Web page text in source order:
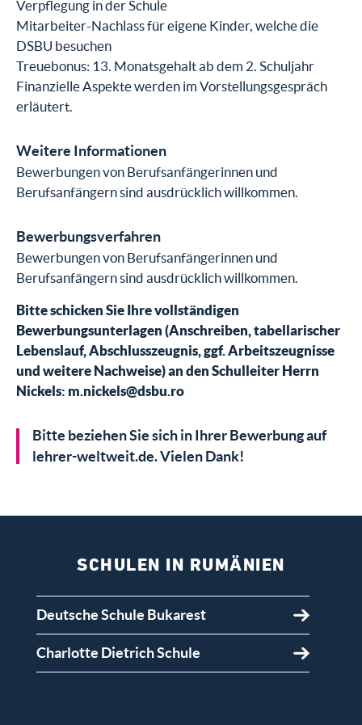
Verpflegung in der Schule
Mitarbeiter-Nachlass für eigene Kinder, welche die
DSBU besuchen
Treuebonus: 13. Monatsgehalt ab dem 2. Schuljahr
Finanzielle Aspekte werden im Vorstellungsgespräch
erläutert.
Weitere Informationen
Bewerbungen von Berufsanfängerinnen und
Berufsanfängern sind ausdrücklich willkommen.
Bewerbungsverfahren
Bewerbungen von Berufsanfängerinnen und
Berufsanfängern sind ausdrücklich willkommen.
Bitte schicken Sie Ihre vollständigen
Bewerbungsunterlagen (Anschreiben, tabellarischer
Lebenslauf, Abschlusszeugnis, ggf. Arbeitszeugnisse
und weitere Nachweise) an den Schulleiter Herrn
Nickels: m.nickels@dsbu.ro
Bitte beziehen Sie sich in Ihrer Bewerbung auf
lehrer-weltweit.de. Vielen Dank!
SCHULEN IN RUMÄNIEN
Deutsche Schule Bukarest
Charlotte Dietrich Schule